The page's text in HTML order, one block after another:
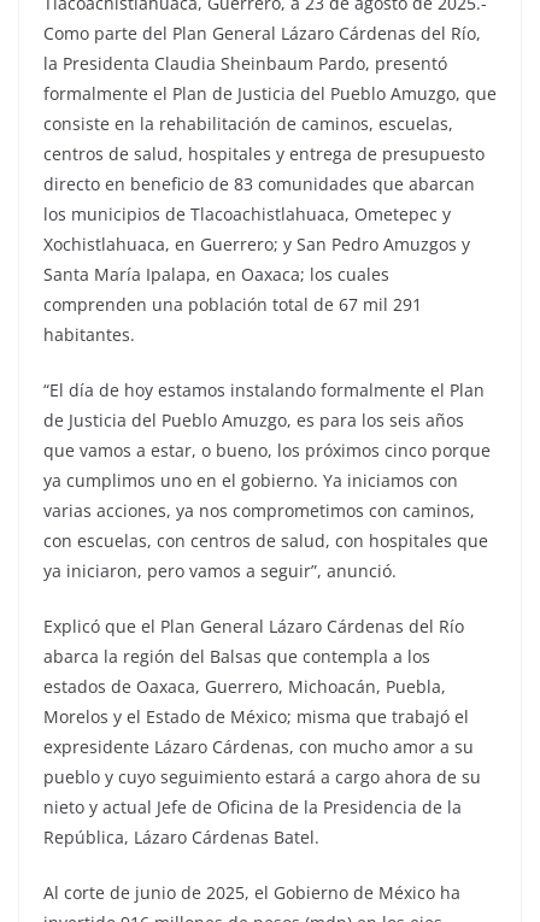
Como parte del Plan General Lázaro Cárdenas del Río,
la Presidenta Claudia Sheinbaum Pardo, presentó
formalmente el Plan de Justicia del Pueblo Amuzgo, que
consiste en la rehabilitación de caminos, escuelas,
centros de salud, hospitales y entrega de presupuesto
directo en beneficio de 83 comunidades que abarcan
los municipios de Tlacoachistlahuaca, Ometepec y
Xochistlahuaca, en Guerrero; y San Pedro Amuzgos y
Santa María Ipalapa, en Oaxaca; los cuales
comprenden una población total de 67 mil 291
habitantes.
“El día de hoy estamos instalando formalmente el Plan
de Justicia del Pueblo Amuzgo, es para los seis años
que vamos a estar, o bueno, los próximos cinco porque
ya cumplimos uno en el gobierno. Ya iniciamos con
varias acciones, ya nos comprometimos con caminos,
con escuelas, con centros de salud, con hospitales que
ya iniciaron, pero vamos a seguir”, anunció.
Explicó que el Plan General Lázaro Cárdenas del Río
abarca la región del Balsas que contempla a los
estados de Oaxaca, Guerrero, Michoacán, Puebla,
Morelos y el Estado de México; misma que trabajó el
expresidente Lázaro Cárdenas, con mucho amor a su
pueblo y cuyo seguimiento estará a cargo ahora de su
nieto y actual Jefe de Oficina de la Presidencia de la
República, Lázaro Cárdenas Batel.
Al corte de junio de 2025, el Gobierno de México ha